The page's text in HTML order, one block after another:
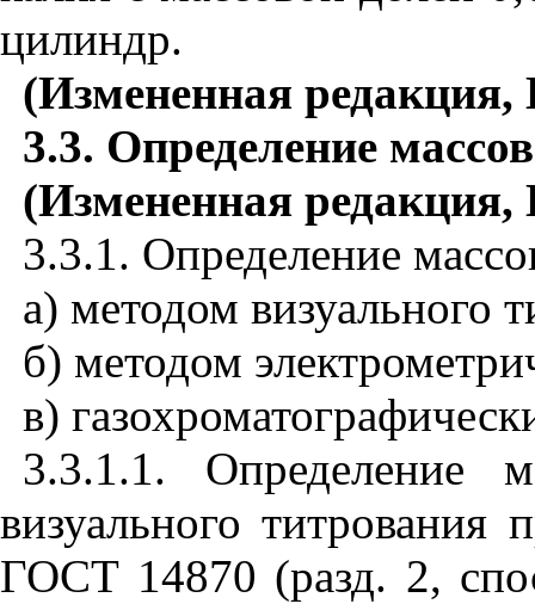
цилиндр.
(Измененная
3.3. Определение
(Измененная
3.3.1. Определение
а) методом визуального
б) методом
в)
3.3.1.1. Определение
визуального
ГОСТ 14870 (разд. 2,